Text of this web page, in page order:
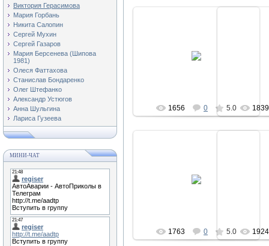
Виктория Герасимова
Мария Горбань
Никита Салопин
Сергей Мухин
Сергей Газаров
Мария Берсенева (Шипова
1981)
Олеся Фаттахова
Станислав Бондаренко
Олег Штефанко
Александр Устюгов
Анна Шульгина
Лариса Гузеева
МИНИ-ЧАТ
1656 0 5.0 1839
1763 0 5.0 1924